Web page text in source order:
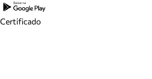
Certificado